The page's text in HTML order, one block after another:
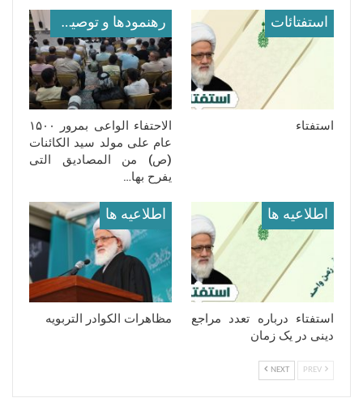
استفتائات
استفتاء
رهنمودها و توصیه ها
‏الاحتفاء الواعی بمرور ۱۵۰۰
عام على مولد سید الکائنات
(ص) من المصادیق التی
یفرح بها…
اطلاعيه ها
استفتاء درباره تعدد مراجع
دینی در یک زمان
اطلاعيه ها
مظاهرات الکوادر التربویه
NEXT